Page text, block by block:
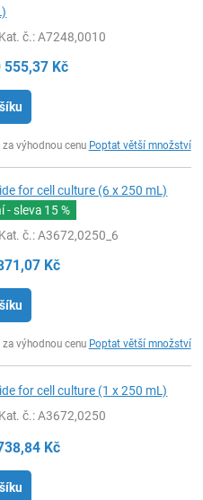
Kat. č.: A7248,0010
555,37 Kč
výhodnou cenu Poptat větší množství
for cell culture (6 x 250 mL)
- sleva 15 %
Kat. č.: A3672,0250_6
Kč
výhodnou cenu Poptat větší množství
for cell culture (1 x 250 mL)
Kat. č.: A3672,0250
Kč